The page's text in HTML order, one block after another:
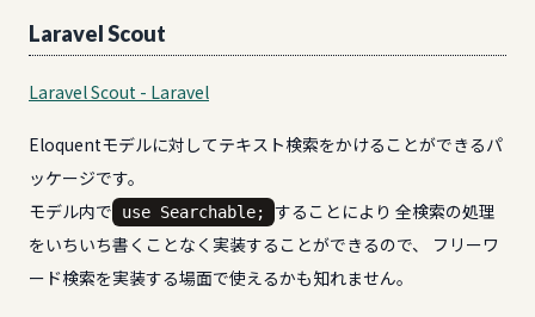
Laravel Scout
Laravel Scout - Laravel
Eloquentモデルに対してテキスト検索をかけることができるパ
ッケージです。
モデル内で
use Searchable;
することにより 全検索の処理
をいちいち書くことなく実装することができるので、 フリーワ
ード検索を実装する場面で使えるかも知れません。